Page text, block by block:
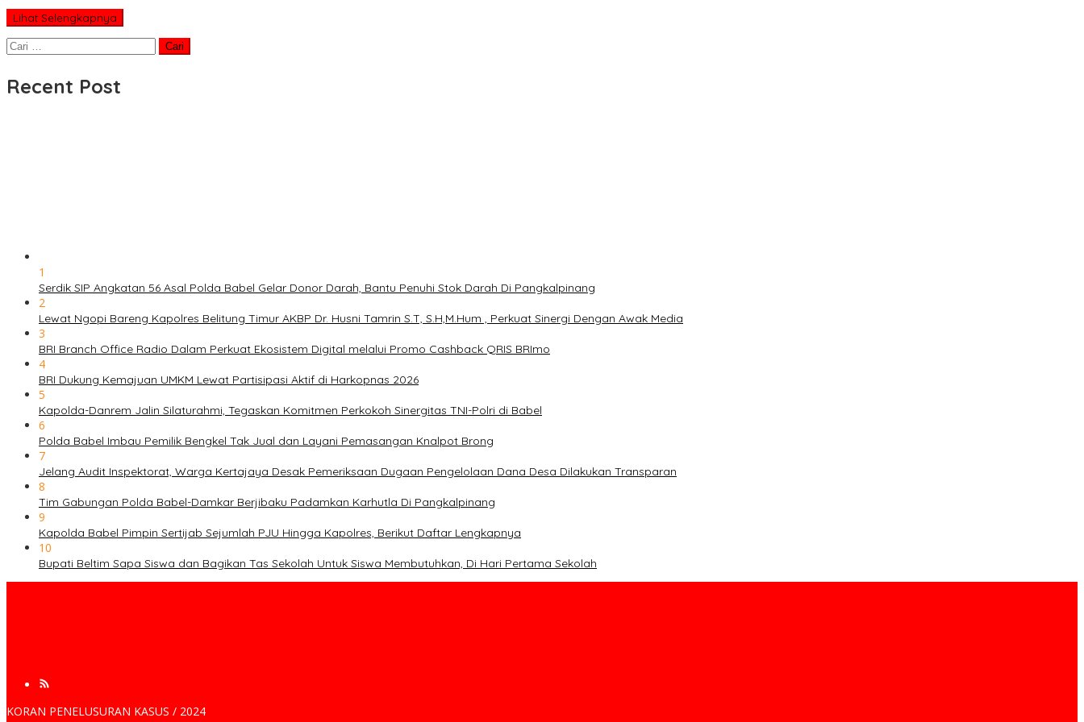
Lihat Selengkapnya
Cari
untuk:
Recent Post
1
Serdik SIP Angkatan 56 Asal Polda Babel Gelar Donor Darah, Bantu Penuhi Stok Darah Di Pangkalpinang
2
Lewat Ngopi Bareng Kapolres Belitung Timur AKBP Dr. Husni Tamrin S.T, S.H,M.Hum , Perkuat Sinergi Dengan Awak Media
3
BRI Branch Office Radio Dalam Perkuat Ekosistem Digital melalui Promo Cashback QRIS BRImo
4
BRI Dukung Kemajuan UMKM Lewat Partisipasi Aktif di Harkopnas 2026
5
Kapolda-Danrem Jalin Silaturahmi, Tegaskan Komitmen Perkokoh Sinergitas TNI-Polri di Babel
6
Polda Babel Imbau Pemilik Bengkel Tak Jual dan Layani Pemasangan Knalpot Brong
7
Jelang Audit Inspektorat, Warga Kertajaya Desak Pemeriksaan Dugaan Pengelolaan Dana Desa Dilakukan Transparan
8
Tim Gabungan Polda Babel-Damkar Berjibaku Padamkan Karhutla Di Pangkalpinang
9
Kapolda Babel Pimpin Sertijab Sejumlah PJU Hingga Kapolres, Berikut Daftar Lengkapnya
10
Bupati Beltim Sapa Siswa dan Bagikan Tas Sekolah Untuk Siswa Membutuhkan, Di Hari Pertama Sekolah
KORAN PENELUSURAN KASUS / 2024